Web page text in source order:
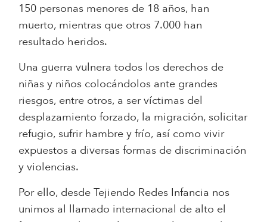
150 personas menores de 18 años, han
muerto, mientras que otros 7.000 han
resultado heridos.
Una guerra vulnera todos los derechos de
niñas y niños colocándolos ante grandes
riesgos, entre otros, a ser víctimas del
desplazamiento forzado, la migración, solicitar
refugio, sufrir hambre y frío, así como vivir
expuestos a diversas formas de discriminación
y violencias.
Por ello, desde Tejiendo Redes Infancia nos
unimos al llamado internacional de alto el